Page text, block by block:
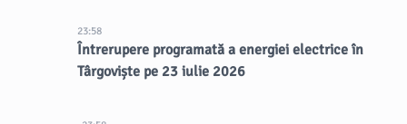
23:58
Întrerupere programată a energiei electrice în
Târgoviște pe 23 iulie 2026